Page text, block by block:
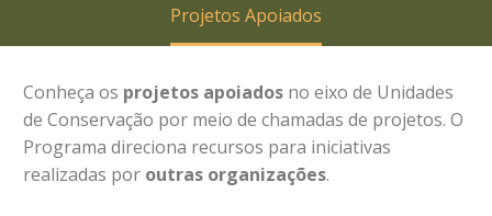
Projetos Apoiados
Conheça os projetos apoiados no eixo de Unidades
de Conservação por meio de chamadas de projetos. O
Programa direciona recursos para iniciativas
realizadas por outras organizações.